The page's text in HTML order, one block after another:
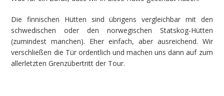
Die finnischen Hütten sind übrigens vergleichbar mit den
schwedischen oder den norwegischen Statskog-Hütten
(zumindest manchen). Eher einfach, aber ausreichend. Wir
verschließen die Tür ordentlich und machen uns dann auf zum
allerletzten Grenzübertritt der Tour.